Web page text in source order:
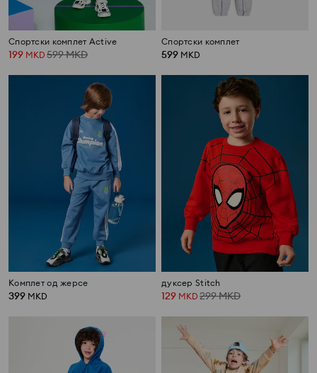
Спортски комплет Active
199 MKD 599MKD
Спортски комплет
599 MKD
Комплет од жерсе
399 MKD
дуксер Stitch
129 MKD 299MKD